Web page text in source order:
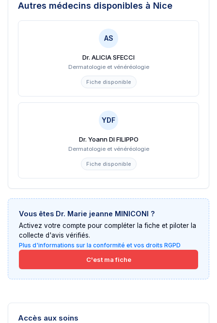
Autres médecins disponibles à Nice
AS
Dr. ALICIA SFECCI
Dermatologie et vénéréologie
Fiche disponible
YDF
Dr. Yoann DI FILIPPO
Dermatologie et vénéréologie
Fiche disponible
Vous êtes Dr. Marie jeanne MINICONI ?
Activez votre compte pour compléter la fiche et piloter la
collecte d'avis vérifiés.
Plus d'informations sur la conformité et vos droits RGPD
C'est ma fiche
Accès aux soins